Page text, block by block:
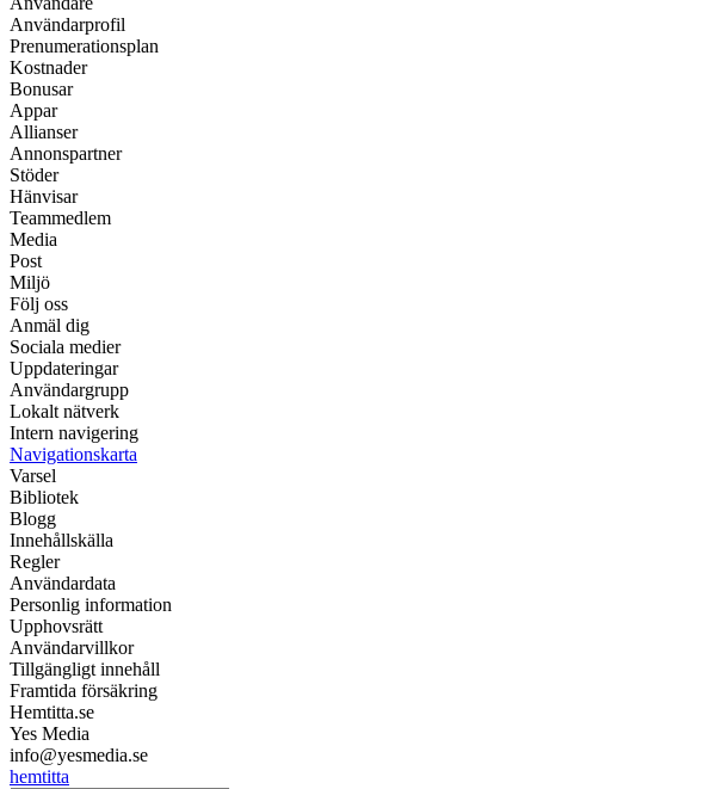
Användarprofil
Prenumerationsplan
Kostnader
Bonusar
Appar
Allianser
Annonspartner
Stöder
Hänvisar
Teammedlem
Media
Post
Miljö
Följ oss
Anmäl dig
Sociala medier
Uppdateringar
Användargrupp
Lokalt nätverk
Intern navigering
Navigationskarta
Varsel
Bibliotek
Blogg
Innehållskälla
Regler
Användardata
Personlig information
Upphovsrätt
Användarvillkor
Tillgängligt innehåll
Framtida försäkring
Hemtitta.se
Yes Media
info@yesmedia.se
hemtitta